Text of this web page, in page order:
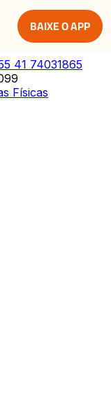
BAIXE O APP
41 74031865
Físicas